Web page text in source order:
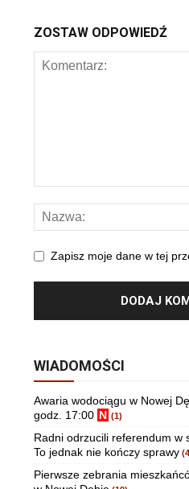
ZOSTAW ODPOWIEDŹ
Zapisz moje dane w tej
WIADOMOŚCI
Awaria wodociągu w Nowej
godz. 17:00 N (1)
Radni odrzucili referendum w
To jednak nie kończy sprawy
Pierwsze zebrania